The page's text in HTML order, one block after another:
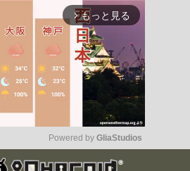
arrow_forward_ios もっと見る
Mute
Powered by GliaStudios